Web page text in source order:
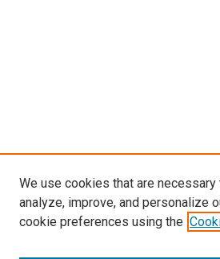
We use cookies that are
analyze, improve, and personalize
cookie preferences using the